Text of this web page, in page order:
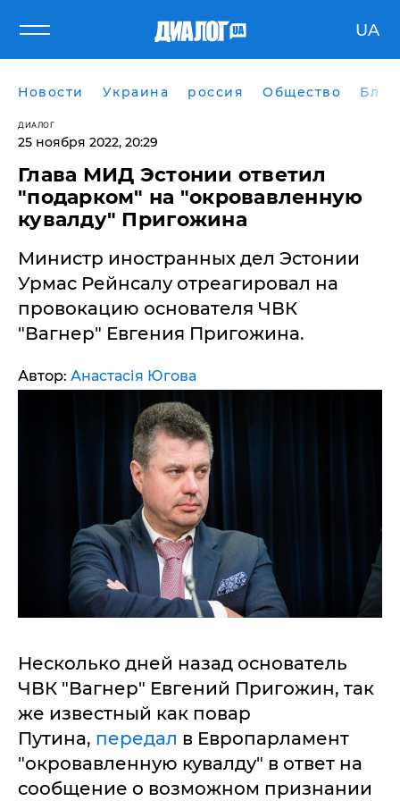
UA
Новости Украина россия Общество
ДИАЛОГ
25 ноября 2022, 20:29
Глава МИД Эстонии ответил
"подарком" на "окровавленную
кувалду" Пригожина
Министр иностранных дел Эстонии
Урмас Рейнсалу отреагировал на
провокацию основателя ЧВК
"Вагнер" Евгения Пригожина.
Автор: Анастасія Югова
Несколько дней назад основатель
ЧВК "Вагнер" Евгений Пригожин, так
же известный как повар
Путина, передал в Европарламент
"окровавленную кувалду" в ответ на
сообщение о возможном признании